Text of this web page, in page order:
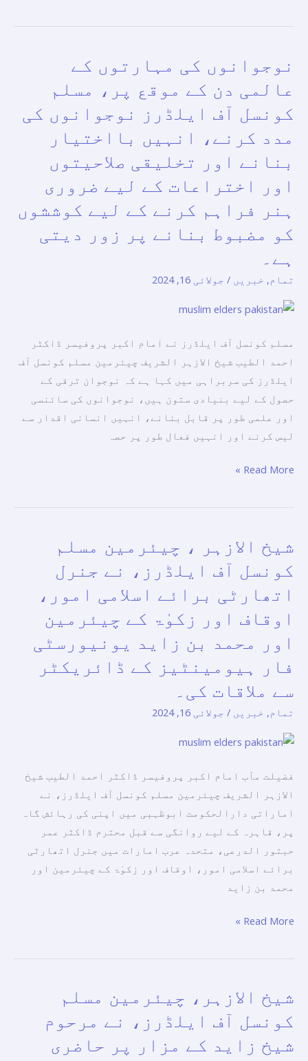
نوجوانوں کی مہارتوں کے
عالمی دن کے موقع پر، مسلم
کونسل آف ایلڈرز نوجوانوں کی
مدد کرنے، انہیں بااختیار
بنانے اور تخلیقی صلاحیتوں
اور اختراعات کے لیے ضروری
ہنر فراہم کرنے کے لیے کوششوں
کو مضبوط بنانے پر زور دیتی
ہے۔
تمام, خبریں / جولائی 16, 2024
مسلم کونسل آف ایلڈرز نے امام اکبر پروفیسر ڈاکٹر
احمد الطیب شیخ الازہر الشریف چیئرمین مسلم کونسل آف
ایلڈرز کی سربراہی میں کہا ہے کہ نوجوان ترقی کے
حصول کے لیے بنیادی ستون ہیں، نوجوانوں کی سائنسی
اور علمی طور پر قابل بنانے، انہیں انسانی اقدار سے
لیس کرنے اور انہیں فعال طور پر حصہ
مہارتوں
کے
کے
موقع
پر،
مسلم
کونسل
آف
ایلڈرز
نوجوانوں
مدد
کرنے،
انہیں
بااختیار
بنانے
اور
صلاحیتوں
اختراعات
لیے
ہنر
فراہم
کرنے
کے
لیے
کوششوں
کو
مضبوط
پر
دیتی
ہے۔
Read More »
شیخ الازہر ، چیئرمین مسلم
کونسل آف ایلڈرز، نے جنرل
اتھارٹی برائے اسلامی امور،
اوقاف اور زکوٰۃ کے چیئرمین
اور محمد بن زاید یونیورسٹی
فار ہیومینٹیز کے ڈائریکٹر
سے ملاقات کی۔
تمام, خبریں / جولائی 16, 2024
فضیلت مآب امام اکبر پروفیسر ڈاکٹر احمد الطیب شیخ
الازہر الشریف چیئرمین مسلم کونسل آف ایلڈرز، نے
اماراتی دارالحکومت ابوظہبی میں اپنی کی رہائش گاہ
پر، قاہرہ کے لیے روانگی سے قبل محترم ڈاکٹر عمر
حبتور الدرعی، متحدہ عرب امارات میں جنرل اتھارٹی
برائے اسلامی امور، اوقاف اور زکوٰۃ کے چیئرمین اور
محمد بن زاید
الازہر
،
چیئرمین
مسلم
آف
ایلڈرز،
جنرل
برائے
امور،
اوقاف
اور
زکوٰۃ
کے
چیئرمین
اور
ہیومینٹیز
کے
ڈائریکٹر
Read More »
شیخ الازہر، چیئرمین مسلم
کونسل آف ایلڈرز، نے مرحوم
شیخ زاید کے مزار پر حاضری
شیخ
الازہر،
چیئرمین
مسلم